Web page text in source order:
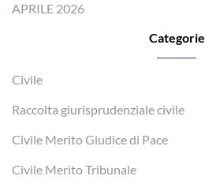
APRILE 2026
Categorie
Civile
Raccolta giurisprudenziale civile
Civile Merito Giudice di Pace
Civile Merito Tribunale